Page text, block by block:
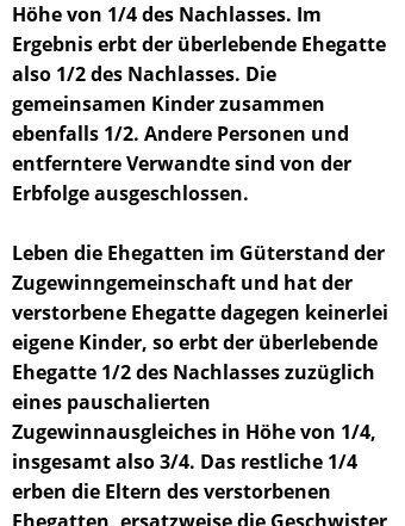
Höhe von 1/4 des Nachlasses. Im
Ergebnis erbt der überlebende Ehegatte
also 1/2 des Nachlasses. Die
gemeinsamen Kinder zusammen
ebenfalls 1/2. Andere Personen und
entferntere Verwandte sind von der
Erbfolge ausgeschlossen.
Leben die Ehegatten im Güterstand der
Zugewinngemeinschaft und hat der
verstorbene Ehegatte dagegen keinerlei
eigene Kinder, so erbt der überlebende
Ehegatte 1/2 des Nachlasses zuzüglich
eines pauschalierten
Zugewinnausgleiches in Höhe von 1/4,
insgesamt also 3/4. Das restliche 1/4
erben die Eltern des verstorbenen